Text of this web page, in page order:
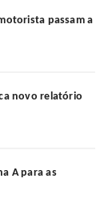
passam a
novo relatório
A para as